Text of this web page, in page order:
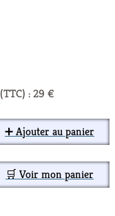
: 29 €
➕ Ajouter au panier
🛒 Voir mon panier